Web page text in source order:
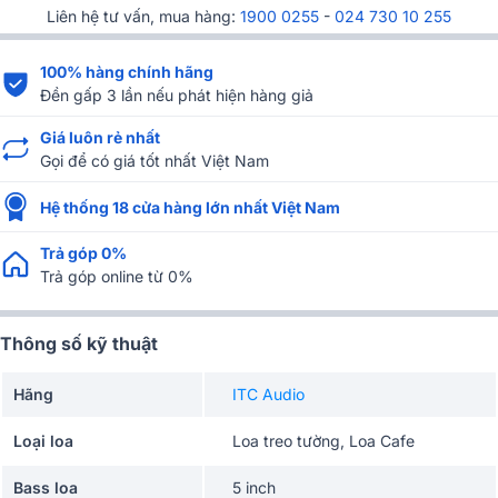
Liên hệ tư vấn, mua hàng: 1900 0255 - 024 730 10 255
100% hàng chính hãng
Đền gấp 3 lần nếu phát hiện hàng giả
Giá luôn rẻ nhất
Gọi để có giá tốt nhất Việt Nam
Hệ thống 18 cửa hàng lớn nhất Việt Nam
Trả góp 0%
Trả góp online từ 0%
Thông số kỹ thuật
Hãng ITC Audio
Loại loa Loa treo tường, Loa Cafe
Bass loa 5 inch